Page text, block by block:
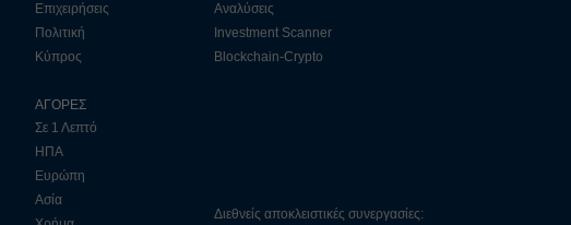
Επιχειρήσεις
Πολιτική
Κύπρος
ΑΓΟΡΕΣ
Σε 1 Λεπτό
ΗΠΑ
Ευρώπη
Ασία
Αναλύσεις
Investment Scanner
Blockchain-Crypto
Διεθνείς αποκλειστικές συνεργασίες: